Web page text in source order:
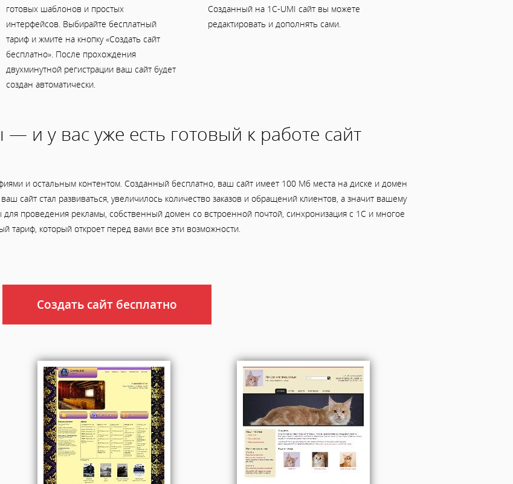
готовых шаблонов и простых
интерфейсов. Выбирайте бесплатный
тариф и жмите на кнопку «Создать сайт
бесплатно». После прохождения
двухминутной регистрации ваш сайт будет
создан автоматически.
Созданный на 1C-UMI сайт вы можете
редактировать и дополнять сами.
— и у вас уже есть готовый к работе сайт
и остальным контентом. Созданный бесплатно, ваш сайт имеет 100 Мб места на диске и домен
сайт стал развиваться, увеличилось количество заказов и обращений клиентов, а значит вашему
проведения рекламы, собственный домен со встроенной почтой, синхронизация с 1С и многое
тариф, который откроет перед вами все эти возможности.
Создать сайт бесплатно